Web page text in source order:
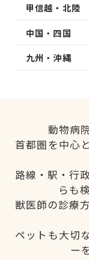
甲信越・北陸
中国・四国
九州・沖縄
動物病
首都圏を中心
路線・駅・行
らも
獣医師の診療
ペットも大切
ー